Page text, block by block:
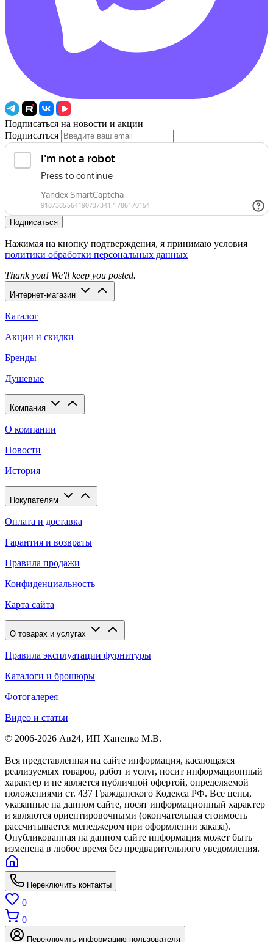
Подписаться на новости и акции
Подписаться
Подписаться
Нажимая на кнопку подтверждения, я принимаю условия
политики обработки персональных данных
Thank you! We'll keep you posted.
Интернет-магазин
Каталог
Акции и скидки
Бренды
Душевые
Компания
О компании
Новости
История
Покупателям
Оплата и доставка
Гарантия и возвраты
Правила продажи
Конфиденциальность
Карта сайта
О товарах и услугах
Правила эксплуатации фурнитуры
Каталоги и брошюры
Фотогалерея
Видео и статьи
© 2006-2026 Ав24, ИП Ханенко М.В.
Вся представленная на сайте информация, касающаяся
реализуемых товаров, работ и услуг, носит информационный
характер и не является публичной офертой, определяемой
положениями ст. 437 Гражданского Кодекса РФ. Все цены,
указанные на данном сайте, носят информационный характер
и являются ориентировочными (окончательная стоимость
рассчитывается менеджером при оформлении заказа).
Опубликованная на данном сайте информация может быть
изменена в любое время без предварительного уведомления.
Переключить контакты
0
0
Переключить информацию пользователя